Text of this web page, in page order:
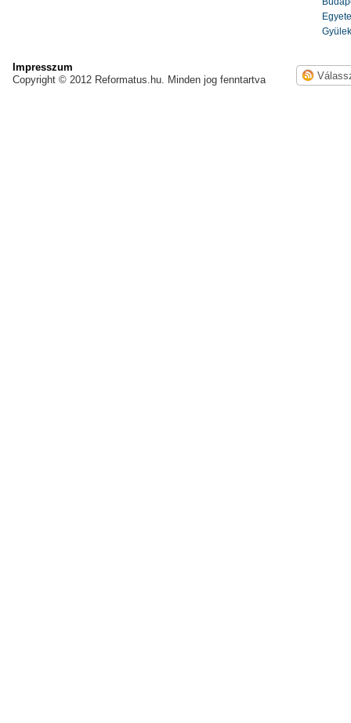
Impresszum
Copyright © 2012 Reformatus.hu. Minden jog fenntartva